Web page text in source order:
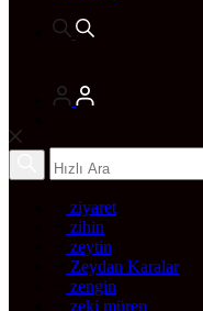
ziyaret
zihin
zeytin
Zeydan Karalar
zengin
zeki müren